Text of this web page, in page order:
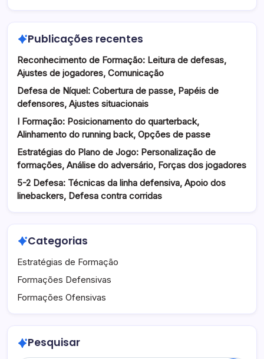
Publicações recentes
Reconhecimento de Formação: Leitura de defesas,
Ajustes de jogadores, Comunicação
Defesa de Níquel: Cobertura de passe, Papéis de
defensores, Ajustes situacionais
I Formação: Posicionamento do quarterback,
Alinhamento do running back, Opções de passe
Estratégias do Plano de Jogo: Personalização de
formações, Análise do adversário, Forças dos jogadores
5-2 Defesa: Técnicas da linha defensiva, Apoio dos
linebackers, Defesa contra corridas
Categorias
Estratégias de Formação
Formações Defensivas
Formações Ofensivas
Pesquisar